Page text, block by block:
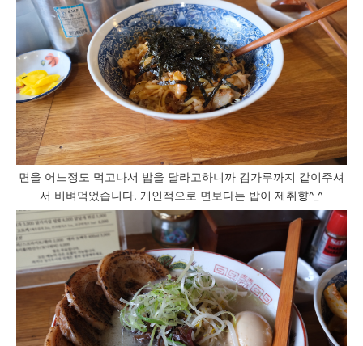
면을 어느정도 먹고나서 밥을 달라고하니까 김가루까지 같이주셔
서 비벼먹었습니다. 개인적으로 면보다는 밥이 제취향^_^